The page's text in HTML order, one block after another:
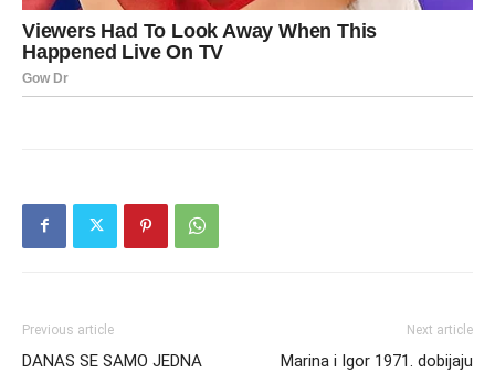
Previous article
DANAS SE SAMO JEDNA
Next article
Marina i Igor 1971. dobijaju